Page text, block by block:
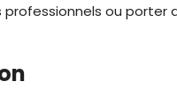
professionnels ou porter